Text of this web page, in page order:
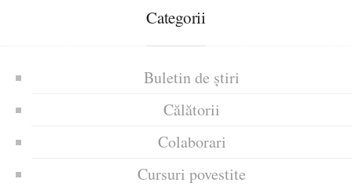
Categorii
Buletin de știri
Călătorii
Colaborari
Cursuri povestite